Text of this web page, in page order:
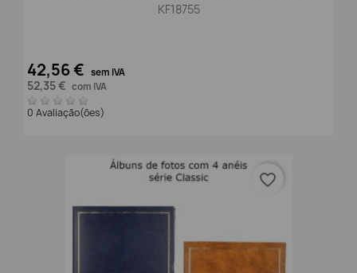
KF18755
42,56 € sem IVA
52,35 € com IVA
0 Avaliação(ões)
favorite_border